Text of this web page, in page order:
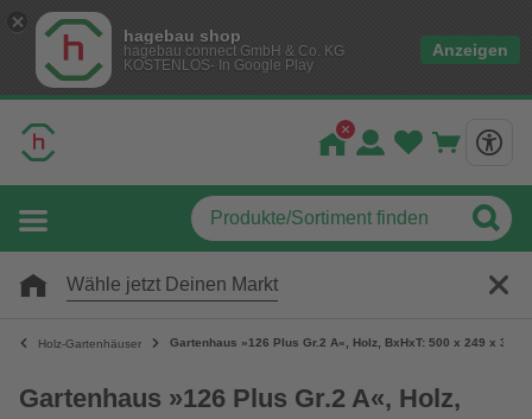
hagebau shop
hagebau connect GmbH & Co. KG
KOSTENLOS- In Google Play
Anzeigen
Wähle jetzt Deinen Markt
Holz-Gartenhäuser Gartenhaus »126 Plus Gr.2 A«, Holz, BxHxT: 500 x 249 x 375
Gartenhaus »126 Plus Gr.2 A«, Holz,